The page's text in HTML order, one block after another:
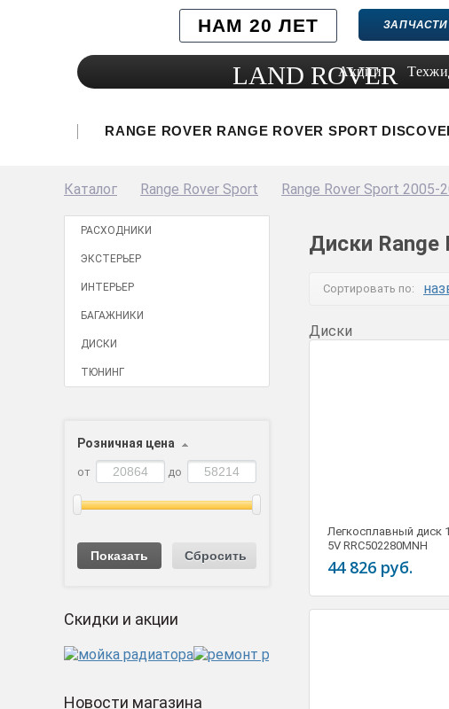
НАМ 20 ЛЕТ ЗАПЧАСТИ
LAND ROVER
Акции
RANGE ROVER RANGE ROVER SPORT
Каталог Range Rover Sport Range Rover Sport 2005-
РАСХОДНИКИ
ЭКСТЕРЬЕР
ИНТЕРЬЕР
БАГАЖНИКИ
ДИСКИ
ТЮНИНГ
Розничная цена
от до
Скидки и акции
Новости магазина
Диски Range
Сортировать по:
Диски
Легкосплавный диск
5V RRC502280MNH
44 826 руб.